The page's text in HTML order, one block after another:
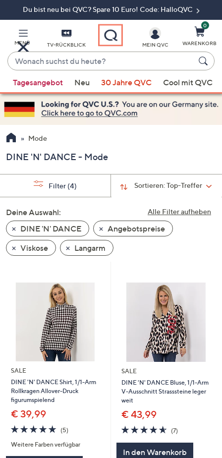
Du bist neu bei QVC? Spare 10 Euro! Code: HalloQVC
MENÜ TV-RÜCKBLICK
Wonach
suchst
du
heute?
Vorschläge
verfügbar
sind,
verwenden
Sie
Pfeiltasten
nach
und
nach
unten
oder
wischen
Sie
diese
anzuzeigen.
MEIN QVC
0
WARENKORB
Tagesangebot Neu 30 Jahre QVC Cool mit QVC
Mode
DINE 'N' DANCE - Mode
Sortieren:Top-Treffer
Filter (4)
Alle Filter aufheben
Deine Auswahl:
DINE 'N' DANCE
Angebotspreise
Viskose
Langarm
SALE
DINE 'N' DANCE Shirt, 1/1-Arm
Rollkragen Allover-Druck
figurumspielend
€ 39,99
4.8
von
5
(5)5
Weitere Farben verfügbar
SALE
DINE 'N' DANCE Bluse, 1/1-Arm
V-Ausschnitt Strasssteine leger
weit
€ 43,99
4.6
von
(7)7
In den Warenkorb